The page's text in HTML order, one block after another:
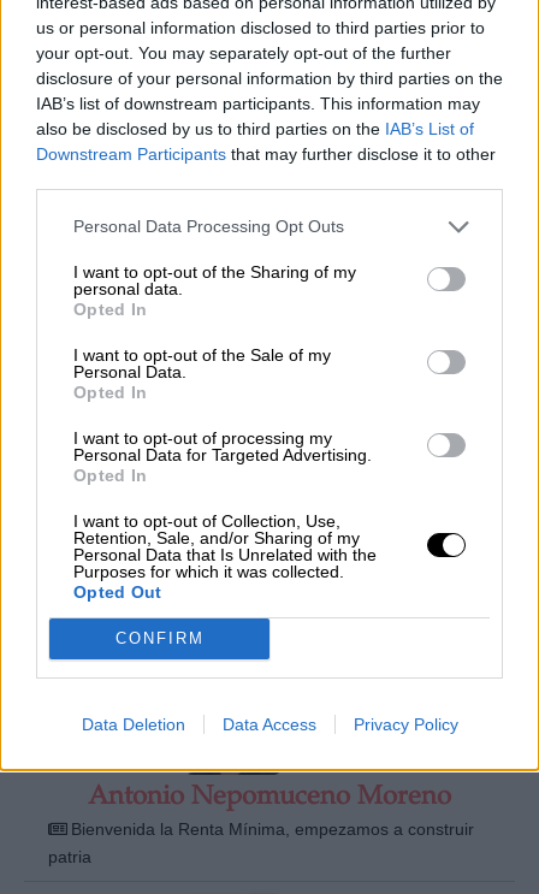
us or personal information disclosed to third parties prior to
your opt-out. You may separately opt-out of the further
disclosure of your personal information by third parties on the
IAB’s list of downstream participants. This information may
also be disclosed by us to third parties on the IAB’s List of
Downstream Participants that may further disclose it to other
Personal Data Processing Opt Outs
I want to opt-out of the Sharing of my
personal data.
Opted In
I want to opt-out of the Sale of my
Personal Data.
Opted In
I want to opt-out of processing my
Personal Data for Targeted Advertising.
Opted In
I want to opt-out of Collection, Use,
Retention, Sale, and/or Sharing of my
Personal Data that Is Unrelated with the
Purposes for which it was collected.
Opted Out
CONFIRM
Data Deletion Data Access Privacy Policy
"Los poderes públicos deberían asignar muchos más
recursos al arte y la cultura de lo que hacen ahora"
Depende de nosotros
13 días
Cambio climático y ciencia
Antonio Nepomuceno Moreno
Bienvenida la Renta Mínima, empezamos a construir
patria